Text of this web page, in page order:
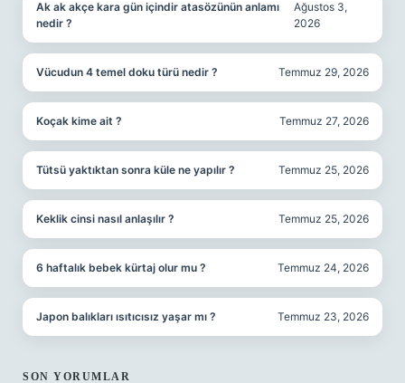
Ak ak akçe kara gün içindir atasözünün anlamı
nedir ?
Ağustos 3,
2026
Vücudun 4 temel doku türü nedir ? Temmuz 29, 2026
Koçak kime ait ? Temmuz 27, 2026
Tütsü yaktıktan sonra küle ne yapılır ? Temmuz 25, 2026
Keklik cinsi nasıl anlaşılır ? Temmuz 25, 2026
6 haftalık bebek kürtaj olur mu ? Temmuz 24, 2026
Japon balıkları ısıtıcısız yaşar mı ? Temmuz 23, 2026
SON YORUMLAR